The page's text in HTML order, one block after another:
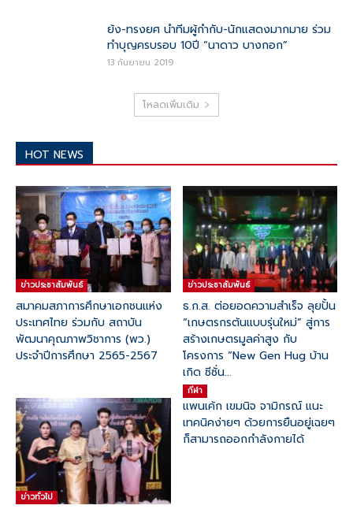
ย้ง-ทรงยศ นำทีมผู้กำกับ-นักแสดงมากมาย ร่วม
ทำบุญครบรอบ 10ปี “นาดาว บางกอก”
13 กันยายน 2019
โหลดเพิ่มเติม
HOT NEWS
ข่าวประชาสัมพันธ์
สมาคมสภาการศึกษาเอกชนแห่ง
ประเทศไทย ร่วมกับ สถาบัน
พัฒนาคุณภาพวิชาการ (พว.)
ประจำปีการศึกษา 2565-2567
ข่าวประชาสัมพันธ์
ธ.ก.ส. ต่อยอดความสำเร็จ ลุยปั้น
“เกษตรกรต้นแบบรุ่นใหม่” สู่การ
สร้างเกษตรมูลค่าสูง กับ
โครงการ “New Gen Hug บ้าน
เกิด ซีซั่น...
ข่าวทั่วไป
กีฬา
แพนเค้ก เขมนิจ จามิกรณ์ แนะ
เทคนิคง่ายๆ ด้วยการยืนอยู่เฉยๆ
ก็สามารถออกกำลังกายได้